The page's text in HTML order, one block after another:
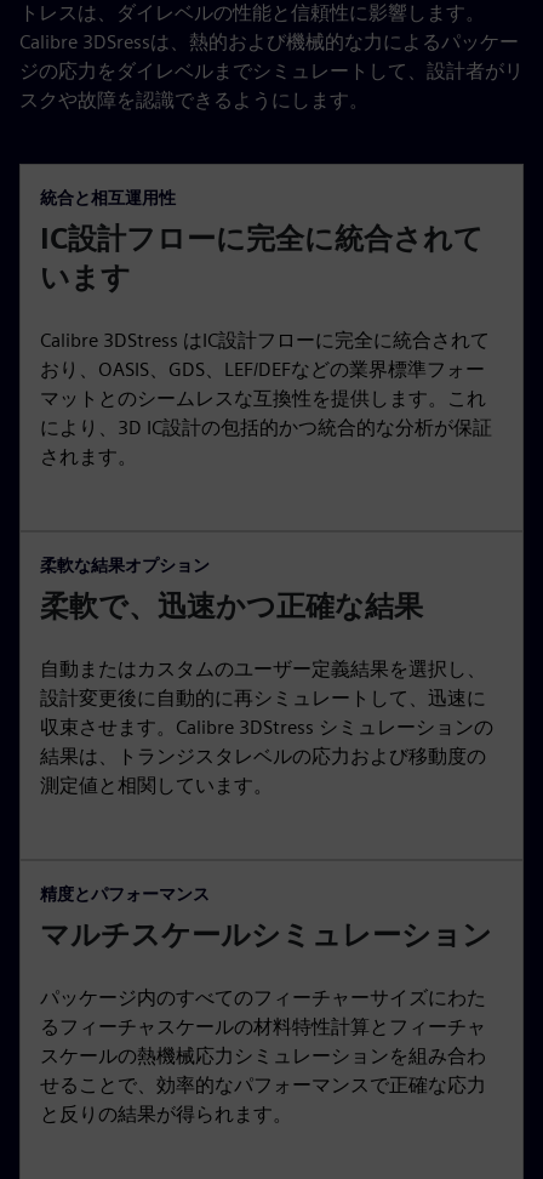
トレスは、ダイレベルの性能と信頼性に影響します。
Calibre 3DSressは、熱的および機械的な力によるパッケー
ジの応力をダイレベルまでシミュレートして、設計者がリ
スクや故障を認識できるようにします。
統合と相互運用性
IC設計フローに完全に統合されて
います
Calibre 3DStress はIC設計フローに完全に統合されて
おり、OASIS、GDS、LEF/DEFなどの業界標準フォー
マットとのシームレスな互換性を提供します。これ
により、3D IC設計の包括的かつ統合的な分析が保証
されます。
柔軟な結果オプション
柔軟で、迅速かつ正確な結果
自動またはカスタムのユーザー定義結果を選択し、
設計変更後に自動的に再シミュレートして、迅速に
収束させます。Calibre 3DStress シミュレーションの
結果は、トランジスタレベルの応力および移動度の
測定値と相関しています。
精度とパフォーマンス
マルチスケールシミュレーション
パッケージ内のすべてのフィーチャーサイズにわた
るフィーチャスケールの材料特性計算とフィーチャ
スケールの熱機械応力シミュレーションを組み合わ
せることで、効率的なパフォーマンスで正確な応力
と反りの結果が得られます。